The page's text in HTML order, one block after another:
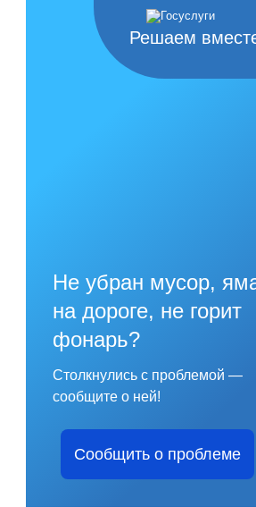
Решаем
Не убран мусор,
на дороге, не горит
фонарь?
Столкнулись с проблемой —
сообщите о ней!
Сообщить о проблеме